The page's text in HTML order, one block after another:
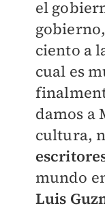
el
ciento a
cual es
damos a
cultura,
mundo
Luis